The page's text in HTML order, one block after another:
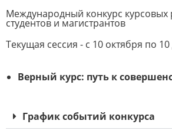
Международный конкурс курсовых
студентов и магистрантов
Текущая сессия - с 10 октября по
Верный курс: путь к
График событий конкурса